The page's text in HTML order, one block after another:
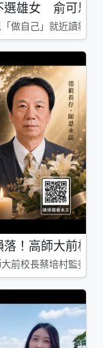
選雄女 俞可恩
做自己」就近讀新莊
落！高師大前校
前校長蔡培村監委